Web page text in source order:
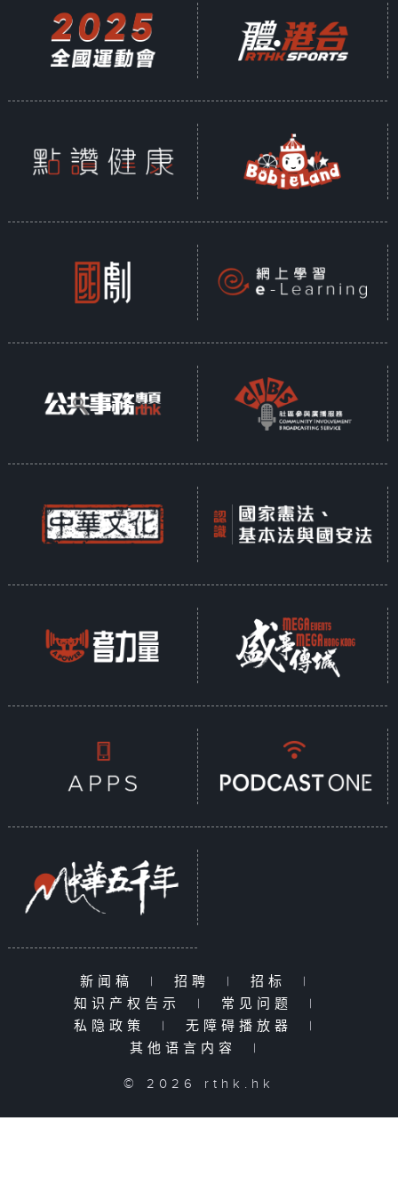
新闻稿 | 招聘 | 招标
|
知识产权告示
| 常见问题
|
私隐政策
| 无障碍播放器
|
其他语言内容
|
© 2026 rthk.hk